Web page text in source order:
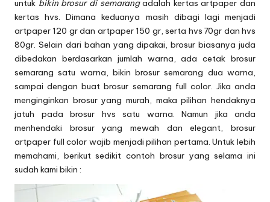
untuk bikin brosur di semarangadalah kertas artpaper dan
kertas hvs. Dimana keduanya masih dibagi lagi menjadi
artpaper 120 gr dan artpaper 150 gr, serta hvs 70gr dan hvs
80gr. Selain dari bahan yang dipakai, brosur biasanya juda
dibedakan berdasarkan jumlah warna, ada cetak brosur
semarang satu warna, bikin brosur semarang dua warna,
sampai dengan buat brosur semarang full color. Jika anda
menginginkan brosur yang murah, maka pilihan hendaknya
jatuh pada brosur hvs satu warna. Namun jika anda
menhendaki brosur yang mewah dan elegant, brosur
artpaper full color wajib menjadi pilihan pertama. Untuk lebih
memahami, berikut sedikit contoh brosur yang selama ini
sudah kami bikin :